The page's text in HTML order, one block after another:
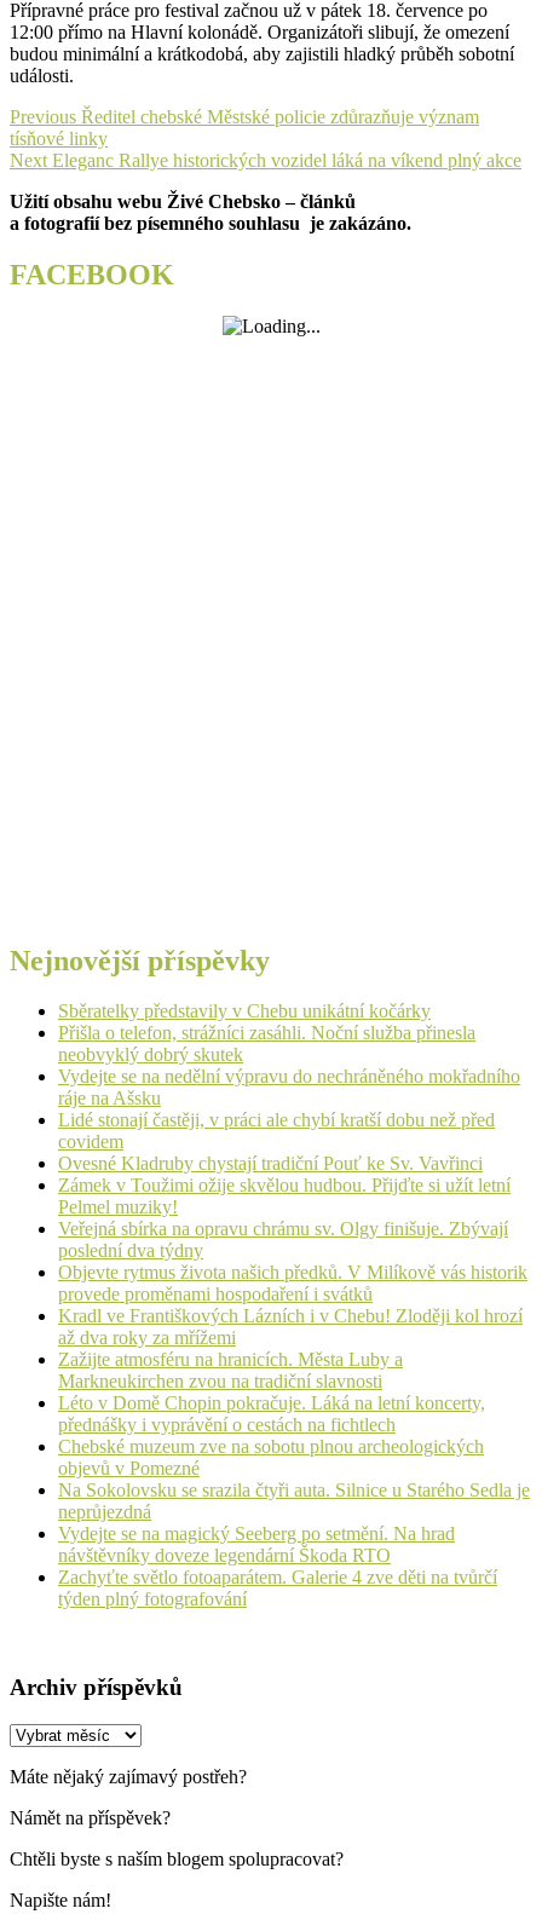
Přípravné práce pro festival začnou už v pátek 18. července po
12:00 přímo na Hlavní kolonádě. Organizátoři slibují, že omezení
budou minimální a krátkodobá, aby zajistili hladký průběh sobotní
události.
Navigace
pro
příspěvek
Previous Previous
post:
Ředitel chebské Městské policie zdůrazňuje význam
tísňové linky
Next Next
Eleganc Rallye historických vozidel láká na víkend plný akce
Užití obsahu webu Živé Chebsko – článků
a fotografií bez písemného souhlasu je zakázáno.
FACEBOOK
Nejnovější příspěvky
Sběratelky představily v Chebu unikátní kočárky
Přišla o telefon, strážníci zasáhli. Noční služba přinesla
neobvyklý dobrý skutek
Vydejte se na nedělní výpravu do nechráněného mokřadního
ráje na Ašsku
Lidé stonají častěji, v práci ale chybí kratší dobu než před
covidem
Ovesné Kladruby chystají tradiční Pouť ke Sv. Vavřinci
Zámek v Toužimi ožije skvělou hudbou. Přijďte si užít letní
Pelmel muziky!
Veřejná sbírka na opravu chrámu sv. Olgy finišuje. Zbývají
poslední dva týdny
Objevte rytmus života našich předků. V Milíkově vás historik
provede proměnami hospodaření i svátků
Kradl ve Františkových Lázních i v Chebu! Zloději kol hrozí
až dva roky za mřížemi
Zažijte atmosféru na hranicích. Města Luby a
Markneukirchen zvou na tradiční slavnosti
Léto v Domě Chopin pokračuje. Láká na letní koncerty,
přednášky i vyprávění o cestách na fichtlech
Chebské muzeum zve na sobotu plnou archeologických
objevů v Pomezné
Na Sokolovsku se srazila čtyři auta. Silnice u Starého Sedla je
neprůjezdná
Vydejte se na magický Seeberg po setmění. Na hrad
návštěvníky doveze legendární Škoda RTO
Zachyťte světlo fotoaparátem. Galerie 4 zve děti na tvůrčí
týden plný fotografování
Archiv příspěvků
Archiv
Máte nějaký zajímavý postřeh?
Námět na příspěvek?
Chtěli byste s naším blogem spolupracovat?
Napište nám!